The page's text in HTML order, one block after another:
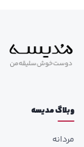
وبلاگ مدیسه
مردانه